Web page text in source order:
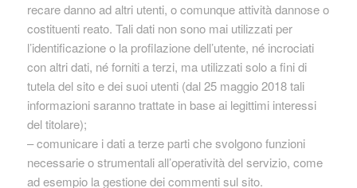
recare danno ad altri utenti, o comunque attività dannose o
costituenti reato. Tali dati non sono mai utilizzati per
l’identificazione o la profilazione dell’utente, né incrociati
con altri dati, né forniti a terzi, ma utilizzati solo a fini di
tutela del sito e dei suoi utenti (dal 25 maggio 2018 tali
informazioni saranno trattate in base ai legittimi interessi
del titolare);
– comunicare i dati a terze parti che svolgono funzioni
necessarie o strumentali all’operatività del servizio, come
ad esempio la gestione dei commenti sul sito.